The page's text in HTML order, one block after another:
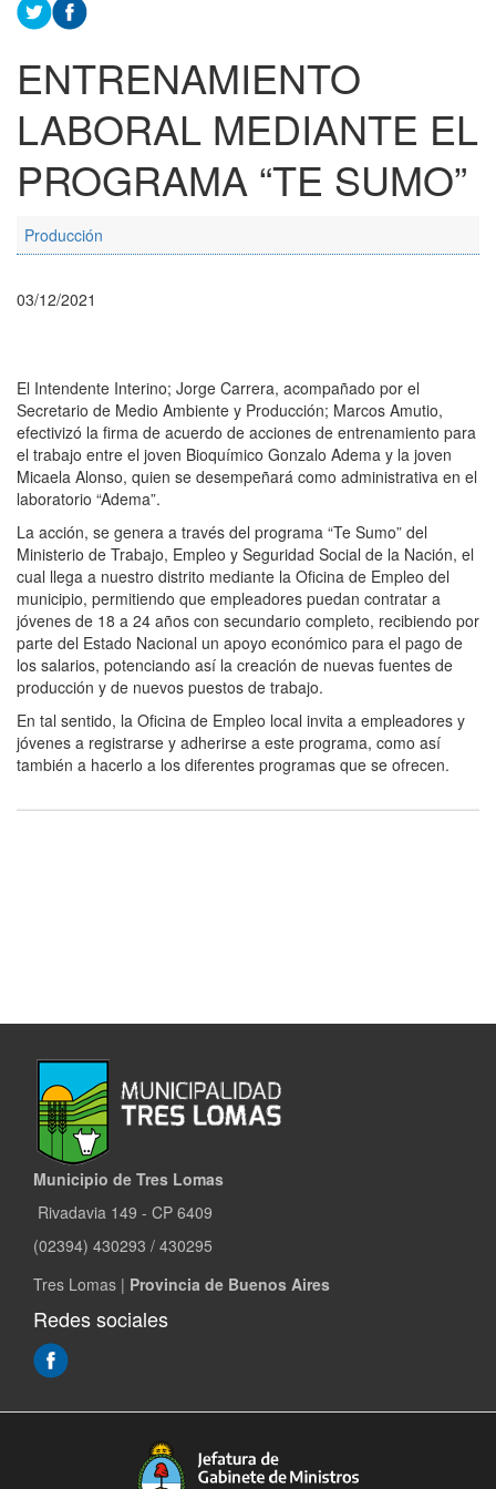
ENTRENAMIENTO
LABORAL MEDIANTE EL
PROGRAMA “TE SUMO”
Producción
03/12/2021
El Intendente Interino; Jorge Carrera, acompañado por el
Secretario de Medio Ambiente y Producción; Marcos Amutio,
efectivizó la firma de acuerdo de acciones de entrenamiento para
el trabajo entre el joven Bioquímico Gonzalo Adema y la joven
Micaela Alonso, quien se desempeñará como administrativa en el
laboratorio “Adema”.
La acción, se genera a través del programa “Te Sumo” del
Ministerio de Trabajo, Empleo y Seguridad Social de la Nación, el
cual llega a nuestro distrito mediante la Oficina de Empleo del
municipio, permitiendo que empleadores puedan contratar a
jóvenes de 18 a 24 años con secundario completo, recibiendo por
parte del Estado Nacional un apoyo económico para el pago de
los salarios, potenciando así la creación de nuevas fuentes de
producción y de nuevos puestos de trabajo.
En tal sentido, la Oficina de Empleo local invita a empleadores y
jóvenes a registrarse y adherirse a este programa, como así
también a hacerlo a los diferentes programas que se ofrecen.
Municipio de Tres Lomas
Rivadavia 149 - CP 6409
(02394) 430293 / 430295
Tres Lomas | Provincia de Buenos Aires
Redes sociales